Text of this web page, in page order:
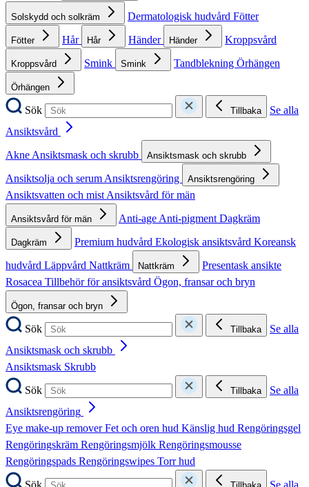
Solskydd och solkräm Dermatologisk hudvård Fötter
Fötter Hår Hår Händer Händer Kroppsvård
Kroppsvård Smink Smink Tandblekning Örhängen
Örhängen
Sök Tillbaka
Se alla
Ansiktsvård
AkneAnsiktsmask och skrubb Ansiktsmask och skrubb
Ansiktsolja och serumAnsiktsrengöring Ansiktsrengöring
Ansiktsvatten och mistAnsiktsvård för män
Ansiktsvård för män Anti-ageAnti-pigmentDagkräm
Dagkräm Premium hudvård Ekologisk ansiktsvård Koreansk
hudvård Läppvård Nattkräm Nattkräm
Presentask ansikte
Rosacea Tillbehör för ansiktsvård Ögon, fransar och bryn
Ögon, fransar och bryn
Sök Tillbaka
Se alla
Ansiktsmask och skrubb
Ansiktsmask Skrubb
Sök
Tillbaka
Se alla
Ansiktsrengöring
Eye make-up removerFet och oren hud Känslig hud Rengöringsgel
Rengöringskräm Rengöringsmjölk Rengöringsmousse
Rengöringspads Rengöringswipes Torr hud